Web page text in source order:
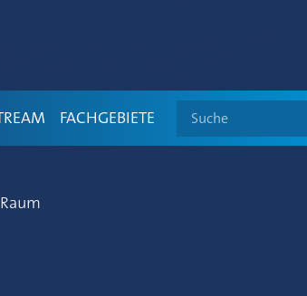
FACHGEBIETE Suche